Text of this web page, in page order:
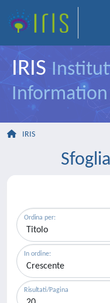
IRIS
Information
IRIS
Ordina per:
In ordine:
Risultati/Pagina